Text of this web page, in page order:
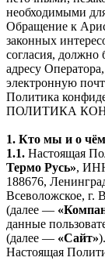
необходимыми
Обращение к
законных
согласия,
адресу
электронную
Политика
ПОЛИТИКА
1. Кто мы и о чём
1.1. Настоящая
Термо Русь», ИНН
188676,
Всеволожское, г.
(далее —
данные
(далее — «Сайт»).
Настоящая